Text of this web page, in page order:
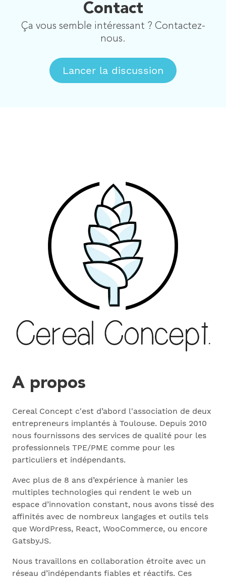
Contact
Ça vous semble intéressant ? Contactez-
nous.
Lancer la discussion
A propos
Cereal Concept c'est d’abord l'association de deux
entrepreneurs implantés à Toulouse. Depuis 2010
nous fournissons des services de qualité pour les
professionnels TPE/PME comme pour les
particuliers et indépendants.
Avec plus de 8 ans d’expérience à manier les
multiples technologies qui rendent le web un
espace d’innovation constant, nous avons tissé des
affinités avec de nombreux langages et outils tels
que WordPress, React, WooCommerce, ou encore
GatsbyJS.
Nous travaillons en collaboration étroite avec un
réseau d’indépendants fiables et réactifs. Ces